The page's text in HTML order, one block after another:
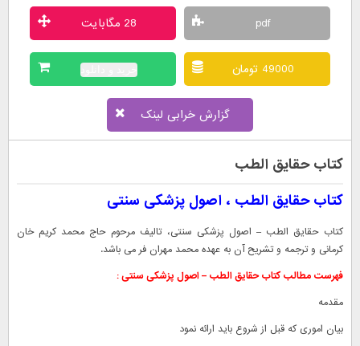
pdf 28 مگابایت
49000 تومان خرید و دانلود
گزارش خرابی لینک
کتاب حقایق الطب
کتاب حقایق الطب ، اصول پزشکی سنتی
کتاب حقایق الطب – اصول پزشکی سنتی، تالیف مرحوم حاج محمد کریم خان
کرمانی و ترجمه و تشریح آن به عهده محمد مهران فر می باشد.
فهرست مطالب کتاب حقایق الطب – اصول پزشکی سنتی :
مقدمه
بیان اموری که قبل از شروع باید ارائه نمود